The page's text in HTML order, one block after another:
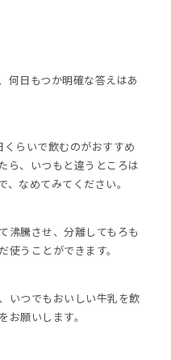
何日もつか明確な答えはあ
らいで飲むのがおすすめ
ら、いつもと違うところは
なめてみてください。
沸騰させ、分離してもろも
うことができます。
いつでもおいしい牛乳を飲
願いします。